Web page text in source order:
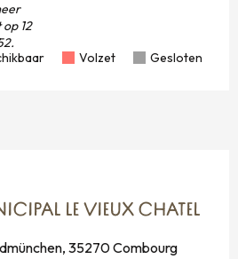
op12
Volzet Gesloten
LE VIEUX CHATEL
35270 Combourg